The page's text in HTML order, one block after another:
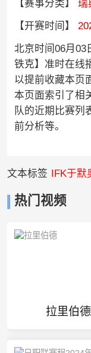
【赛事分类】
瑞
【开赛时间】
北京时间06月03
铁克】准时在线
以提前收藏本页
本页面索引了相
队的近期比赛列
前分析等。
文本标签 IFK于默
热门视频
拉里伯德